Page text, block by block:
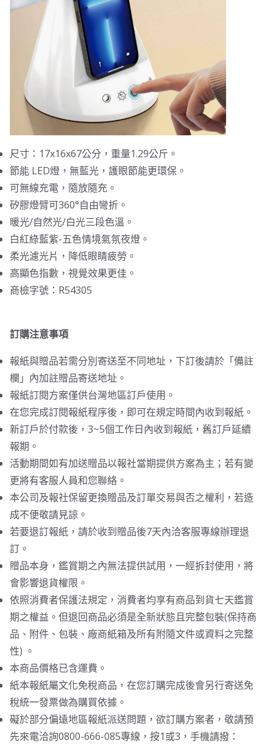
尺寸：17x16x67公分，重量1.29公斤。
節能 LED燈，無藍光，護眼節能更環保。
可無線充電，隨放隨充。
矽膠燈臂可360°自由彎折。
暖光/自然光/白光三段色溫。
白紅綠藍紫-五色情境氣氛夜燈。
柔光濾光片，降低眼睛疲勞。
高顯色指數，視覺效果更佳。
商檢字號：R54305
訂購注意事項
報紙與贈品若需分別寄送至不同地址，下訂後請於「備註
欄」內加註贈品寄送地址。
報紙訂閱方案僅供台灣地區訂戶使用。
在您完成訂閱報紙程序後，即可在規定時間內收到報紙。
新訂戶於付款後，3~5個工作日內收到報紙，舊訂戶延續
報期。
活動期間如有加送贈品以報社當期提供方案為主；若有變
更將有客服人員和您聯絡。
本公司及報社保留更換贈品及訂單交易與否之權利，若造
成不便敬請見諒。
若要退訂報紙，請於收到贈品後7天內洽客服專線辦理退
訂。
贈品本身，鑑賞期之內無法提供試用，一經拆封使用，將
會影響退貨權限。
依照消費者保護法規定，消費者均享有商品到貨七天鑑賞
期之權益。但退回商品必須是全新狀態且完整包裝(保持商
品、附件、包裝、廠商紙箱及所有附隨文件或資料之完整
性) 。
本商品價格已含運費。
紙本報紙屬文化免稅商品，在您訂購完成後會另行寄送免
稅統一發票做為購買依據。
礙於部分偏遠地區報紙派送問題，欲訂購方案者，敬請預
先來電洽詢0800-666-085專線，按1或3，手機請撥：